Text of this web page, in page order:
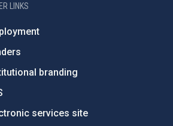
LINKS
branding
services site